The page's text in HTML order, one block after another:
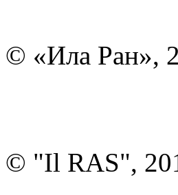
© «Ила Ран»,
© "Il RAS",